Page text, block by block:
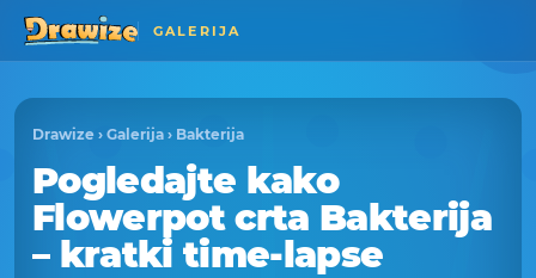
GALERIJA
Drawize › Galerija › Bakterija
Pogledajte kako
Flowerpot crta Bakterija
– kratki time-lapse